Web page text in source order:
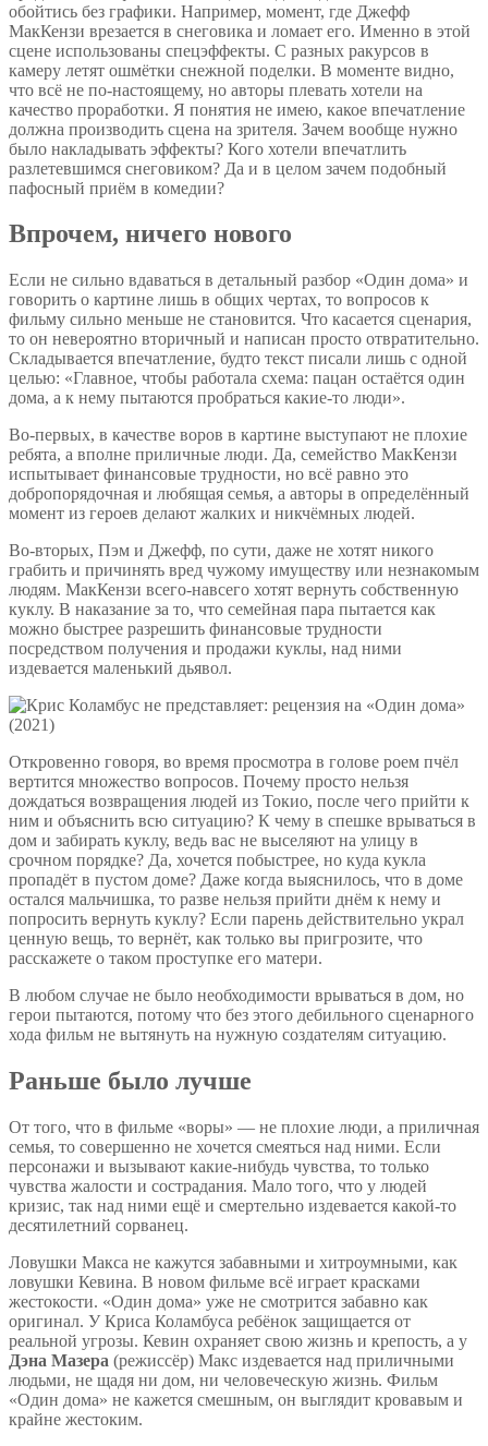
обойтись без графики. Например, момент, где Джефф
МакКензи врезается в снеговика и ломает его. Именно в этой
сцене использованы спецэффекты. С разных ракурсов в
камеру летят ошмётки снежной поделки. В моменте видно,
что всё не по-настоящему, но авторы плевать хотели на
качество проработки. Я понятия не имею, какое впечатление
должна производить сцена на зрителя. Зачем вообще нужно
было накладывать эффекты? Кого хотели впечатлить
разлетевшимся снеговиком? Да и в целом зачем подобный
пафосный приём в комедии?
Впрочем, ничего нового
Если не сильно вдаваться в детальный разбор «Один дома» и
говорить о картине лишь в общих чертах, то вопросов к
фильму сильно меньше не становится. Что касается сценария,
то он невероятно вторичный и написан просто отвратительно.
Складывается впечатление, будто текст писали лишь с одной
целью: «Главное, чтобы работала схема: пацан остаётся один
дома, а к нему пытаются пробраться какие-то люди».
Во-первых, в качестве воров в картине выступают не плохие
ребята, а вполне приличные люди. Да, семейство МакКензи
испытывает финансовые трудности, но всё равно это
добропорядочная и любящая семья, а авторы в определённый
момент из героев делают жалких и никчёмных людей.
Во-вторых, Пэм и Джефф, по сути, даже не хотят никого
грабить и причинять вред чужому имуществу или незнакомым
людям. МакКензи всего-навсего хотят вернуть собственную
куклу. В наказание за то, что семейная пара пытается как
можно быстрее разрешить финансовые трудности
посредством получения и продажи куклы, над ними
издевается маленький дьявол.
Откровенно говоря, во время просмотра в голове роем пчёл
вертится множество вопросов. Почему просто нельзя
дождаться возвращения людей из Токио, после чего прийти к
ним и объяснить всю ситуацию? К чему в спешке врываться в
дом и забирать куклу, ведь вас не выселяют на улицу в
срочном порядке? Да, хочется побыстрее, но куда кукла
пропадёт в пустом доме? Даже когда выяснилось, что в доме
остался мальчишка, то разве нельзя прийти днём к нему и
попросить вернуть куклу? Если парень действительно украл
ценную вещь, то вернёт, как только вы пригрозите, что
расскажете о таком проступке его матери.
В любом случае не было необходимости врываться в дом, но
герои пытаются, потому что без этого дебильного сценарного
хода фильм не вытянуть на нужную создателям ситуацию.
Раньше было лучше
От того, что в фильме «воры» — не плохие люди, а приличная
семья, то совершенно не хочется смеяться над ними. Если
персонажи и вызывают какие-нибудь чувства, то только
чувства жалости и сострадания. Мало того, что у людей
кризис, так над ними ещё и смертельно издевается какой-то
десятилетний сорванец.
Ловушки Макса не кажутся забавными и хитроумными, как
ловушки Кевина. В новом фильме всё играет красками
жестокости. «Один дома» уже не смотрится забавно как
оригинал. У Криса Коламбуса ребёнок защищается от
реальной угрозы. Кевин охраняет свою жизнь и крепость, а у
Дэна Мазера (режиссёр) Макс издевается над приличными
людьми, не щадя ни дом, ни человеческую жизнь. Фильм
«Один дома» не кажется смешным, он выглядит кровавым и
крайне жестоким.